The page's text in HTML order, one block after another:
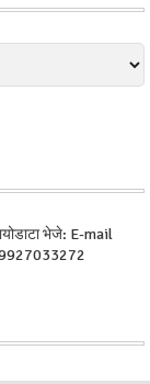
भेजे: E-mail
9927033272